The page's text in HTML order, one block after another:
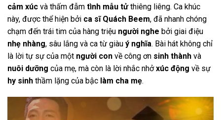
cảm xúc và thấm đẫm tình mẫu tửthiêng liêng. Ca khúc
này, được thể hiện bởi ca sĩ Quách Beem, đã nhanh chóng
chạm đến trái tim của hàng triệu người nghe bởi giai điệu
nhẹ nhàng, sâu lắng và ca từ giàu ý nghĩa. Bài hát không chỉ
là lời tự sự của một người con về công ơn sinh thành và
nuôi dưỡng của mẹ, mà còn là lời nhắc nhởxúc động về sự
hy sinh thầm lặng của bậc làm cha mẹ.